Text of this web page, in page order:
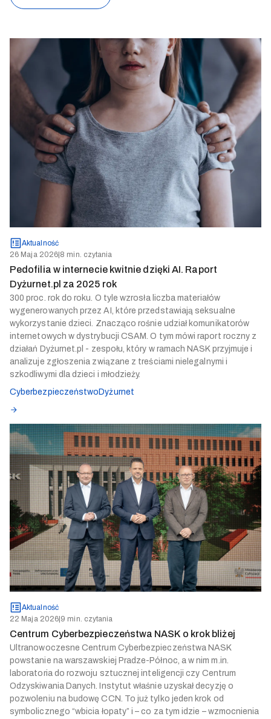
Aktualność
26 Maja 2026 8 min. czytania
Pedofilia w internecie kwitnie dzięki AI. Raport
Dyżurnet.pl za 2025 rok
300 proc. rok do roku. O tyle wzrosła liczba materiałów
wygenerowanych przez AI, które przedstawiają seksualne
wykorzystanie dzieci. Znacząco rośnie udział komunikatorów
internetowych w dystrybucji CSAM. O tym mówi raport roczny z
działań Dyżurnet.pl - zespołu, który w ramach NASK przyjmuje i
analizuje zgłoszenia związane z treściami nielegalnymi i
szkodliwymi dla dzieci i młodzieży.
Cyberbezpieczeństwo Dyżurnet
Aktualność
22 Maja 2026 9 min. czytania
Centrum Cyberbezpieczeństwa NASK o krok bliżej
Ultranowoczesne Centrum Cyberbezpieczeństwa NASK
powstanie na warszawskiej Pradze-Północ, a w nim m.in.
laboratoria do rozwoju sztucznej inteligencji czy Centrum
Odzyskiwania Danych. Instytut właśnie uzyskał decyzję o
pozwoleniu na budowę CCN. To już tylko jeden krok od
symbolicznego “wbicia łopaty” i – co za tym idzie – wzmocnienia